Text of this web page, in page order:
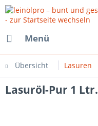
Menü
Übersicht Lasuren
Lasuröl-Pur 1 Ltr.